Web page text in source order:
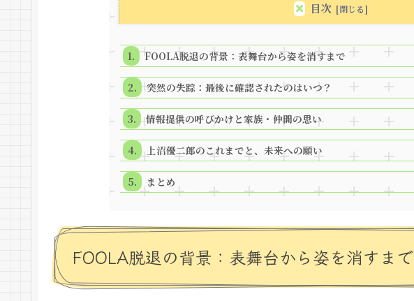
目次
FOOLA脱退の背景：表舞台から姿を消すまで
突然の失踪：最後に確認されたのはいつ？
情報提供の呼びかけと家族・仲間の思い
上沼優二郎のこれまでと、未来への願い
まとめ
FOOLA脱退の背景：表舞台から姿を消すまで